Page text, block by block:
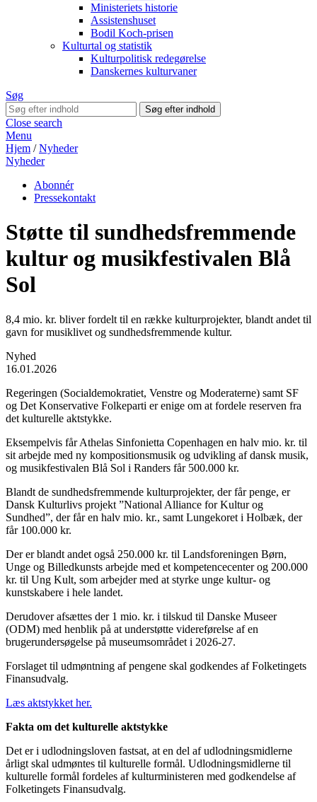
Ministeriets historie
Assistenshuset
Bodil Koch-prisen
Kulturtal og statistik
Kulturpolitisk redegørelse
Danskernes kulturvaner
Søg
Close search
Menu
Hjem /Nyheder
Nyheder
Abonnér
Pressekontakt
Støtte til sundhedsfremmende
kultur og musikfestivalen Blå
Sol
8,4 mio. kr. bliver fordelt til en række kulturprojekter, blandt andet til
gavn for musiklivet og sundhedsfremmende kultur.
Nyhed
16.01.2026
Regeringen (Socialdemokratiet, Venstre og Moderaterne) samt SF
og Det Konservative Folkeparti er enige om at fordele reserven fra
det kulturelle aktstykke.
Eksempelvis får Athelas Sinfonietta Copenhagen en halv mio. kr. til
sit arbejde med ny kompositionsmusik og udvikling af dansk musik,
og musikfestivalen Blå Sol i Randers får 500.000 kr.
Blandt de sundhedsfremmende kulturprojekter, der får penge, er
Dansk Kulturlivs projekt ”National Alliance for Kultur og
Sundhed”, der får en halv mio. kr., samt Lungekoret i Holbæk, der
får 100.000 kr.
Der er blandt andet også 250.000 kr. til Landsforeningen Børn,
Unge og Billedkunsts arbejde med et kompetencecenter og 200.000
kr. til Ung Kult, som arbejder med at styrke unge kultur- og
kunstskabere i hele landet.
Derudover afsættes der 1 mio. kr. i tilskud til Danske Museer
(ODM) med henblik på at understøtte videreførelse af en
brugerundersøgelse på museumsområdet i 2026-27.
Forslaget til udmøntning af pengene skal godkendes af Folketingets
Finansudvalg.
Læs aktstykket her.
Fakta om det kulturelle aktstykke
Det er i udlodningsloven fastsat, at en del af udlodningsmidlerne
årligt skal udmøntes til kulturelle formål. Udlodningsmidlerne til
kulturelle formål fordeles af kulturministeren med godkendelse af
Folketingets Finansudvalg.